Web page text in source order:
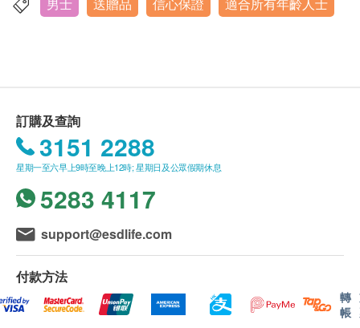
3 基本項目
基本健康評估
血壓
體質指標
體重
視力檢查
色盲測試
詳細病歷調查
聽力檢查
• 體檢參加者必須年滿18 歲或以上（體檢歡迎任何合
• 靜態心電圖讀數異常
• 或測試過程中如感到胸部不適或胸痛，須立刻停止
測試。
• 女士於經期期間，不宜進行有關尿液、大便等相關
化驗項目或子宮頸抹片測試。
• 子宮頸抹片測試只限曾有性經驗的女士進行。
• 體檢報告將於所有測試項目完成後 ，一般情況下約
7-14個工作天（不包括星期六、日及公眾假期）內跟
進報告。 上述時間受個別化驗項目時間或有所延長，
本中心職員將預先告知並與閣下達成共識。
香港中環皇后大道16-18號新世界大廈1期6樓604-5室
星期六：上午8時30分 - 下午1時正
訂購及查詢
3151 2288
星期一至六早上9時至晚上12時; 星期日及公眾假期休息
5283 4117
support@esdlife.com
付款方法
轉
帳